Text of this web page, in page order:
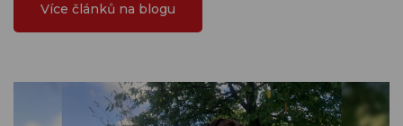
Více článků na blogu